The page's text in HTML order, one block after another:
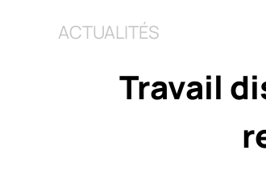
ACTUALITÉS
Travail